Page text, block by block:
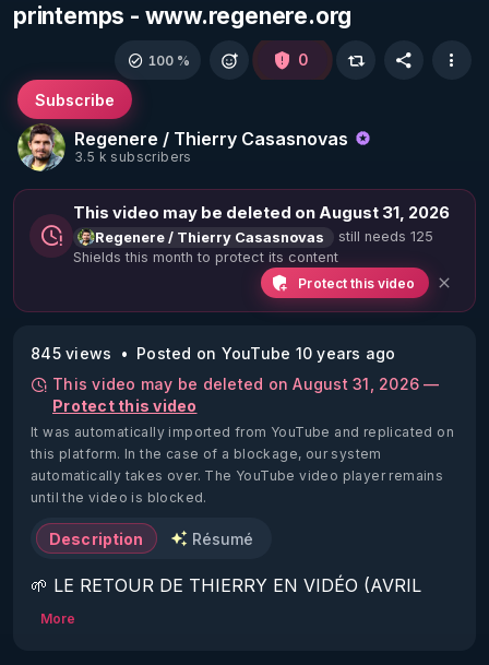
printemps - www.regenere.org
Regenere / Thierry Casasnovas
3.5 k subscribers
Subscribe
100 % 0
This video may be deleted on August 31, 2026
Regenere / Thierry Casasnovas
still needs 125
Shields this month to protect its content
Protect this video
845 views
Posted on YouTube 10 years ago
This video may be deleted on August 31, 2026 —
Protect this video
It was automatically imported from YouTube and replicated on
this platform. In the case of a blockage, our system
automatically takes over. The YouTube video player remains
until the video is blocked.
Description Résumé
🌱 LE RETOUR DE THIERRY EN VIDÉO (AVRIL
2022)!
More